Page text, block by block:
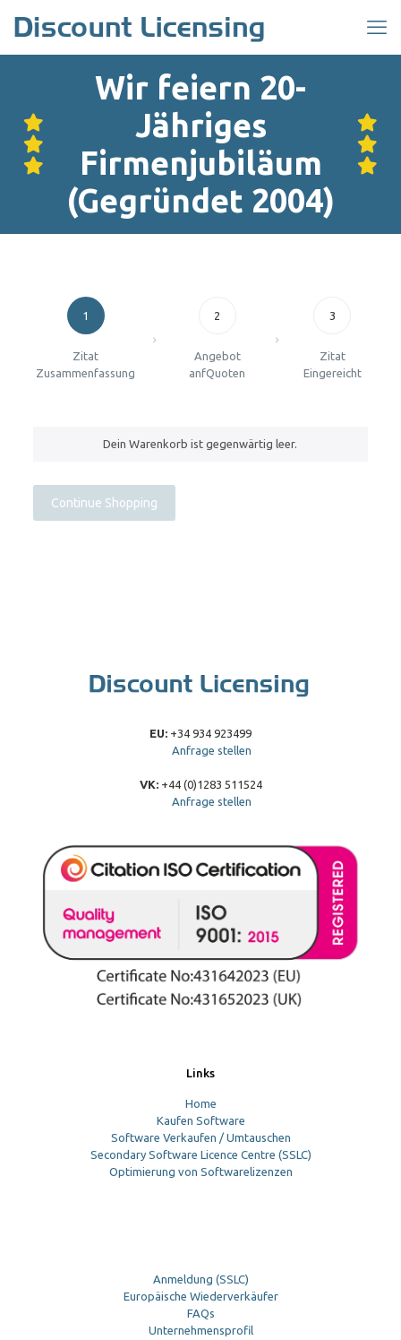
Wir feiern 20-
Jähriges
Firmenjubiläum
(Gegründet 2004)
1
Zitat
Zusammenfassung
2
Angebot
anfQuoten
3
Zitat
Eingereicht
Dein Warenkorb ist gegenwärtig leer.
Continue Shopping
EU: +34 934 923499
Anfrage stellen
VK:+44 (0)1283 511524
Anfrage stellen
Links
Home
Kaufen Software
Software Verkaufen / Umtauschen
Secondary Software Licence Centre (SSLC)
Optimierung von Softwarelizenzen
Anmeldung (SSLC)
Europäische Wiederverkäufer
FAQs
Unternehmensprofil